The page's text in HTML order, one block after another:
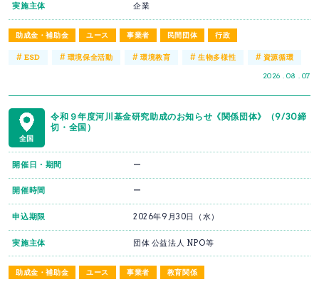
助成金・補助金 ユース 事業者 民間団体 行政
2026 . 08 . 07
実施主体 企業
#ESD # 環境保全活動 #環境教育 #生物多様性 # 資源循環
全国
令和９年度河川基金研究助成のお知らせ《関係団体》（9/30締
切・全国）
助成金・補助金 ユース 事業者 教育関係
開催日・期間 ー
開催時間 ー
申込期限 2026年9月30日（水）
実施主体 団体 公益法人 NPO等